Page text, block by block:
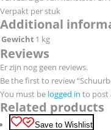
Verpakt per stuk
Additional
Gewicht 1 kg
Reviews
Er zijn nog geen reviews.
Be the first to review
You must be logged in to post
Related products
Save to Wishlist